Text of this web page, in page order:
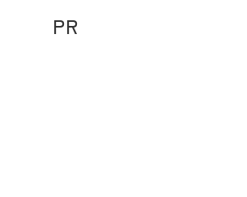
PR